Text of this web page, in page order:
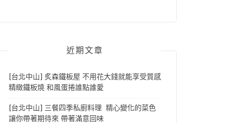
近期文章
[台北中山] 炙森鐵板屋 不用花大錢就能享受質感
精緻鐵板燒 和風蛋捲誰點誰愛
[台北中山] 三餐四季私廚料理 精心變化的菜色
讓你帶著期待來 帶著滿意回味